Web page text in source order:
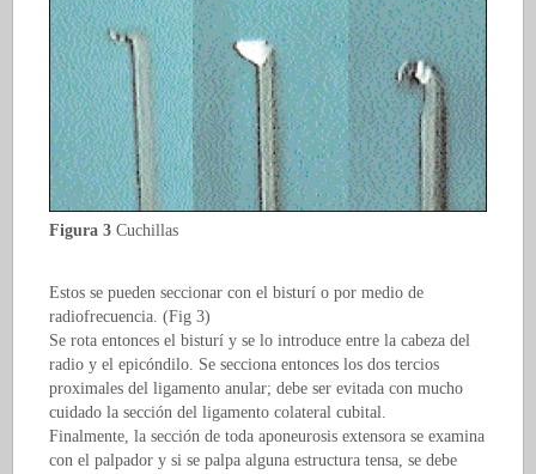
Figura 3 Cuchillas
Estos se pueden seccionar con el bisturí o por medio de
radiofrecuencia. (Fig 3)
Se rota entonces el bisturí y se lo introduce entre la cabeza del
radio y el epicóndilo. Se secciona entonces los dos tercios
proximales del ligamento anular; debe ser evitada con mucho
cuidado la sección del ligamento colateral cubital.
Finalmente, la sección de toda aponeurosis extensora se examina
con el palpador y si se palpa alguna estructura tensa, se debe